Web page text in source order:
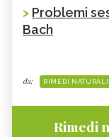
> Problemi
Bach
da: RIMEDI NATURALI
Rimedi